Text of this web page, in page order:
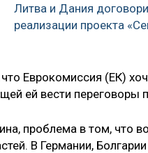
Литва и Дания
реализации проекта
Еврокомиссия (ЕК)
ей вести переговоры
проблема в том, что
В Германии,